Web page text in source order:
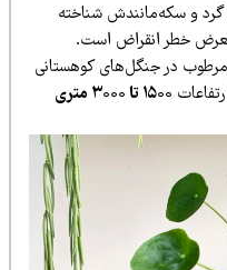
سکه‌مانندش شناخته
انقراض است.
در جنگل‌های کوهستانی
۱۵۰۰ تا ۳۰۰۰ متری